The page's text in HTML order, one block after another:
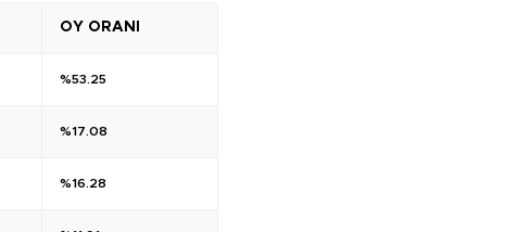
OY ORANI
%53.25
%17.08
%16.28